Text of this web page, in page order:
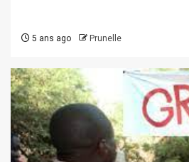
5 ans ago Prunelle